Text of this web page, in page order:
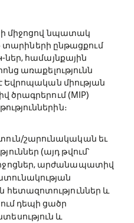
միջոցով նպատակ
տարիների ընթացքում
համայնքային
առաքելությունն
Եվրոպական միության
ծրագրերում (MIP)
շարունակական եւ
(այդ թվում՝
արժանապատիվ
հետազոտություններ և
դեպի ցածր
և